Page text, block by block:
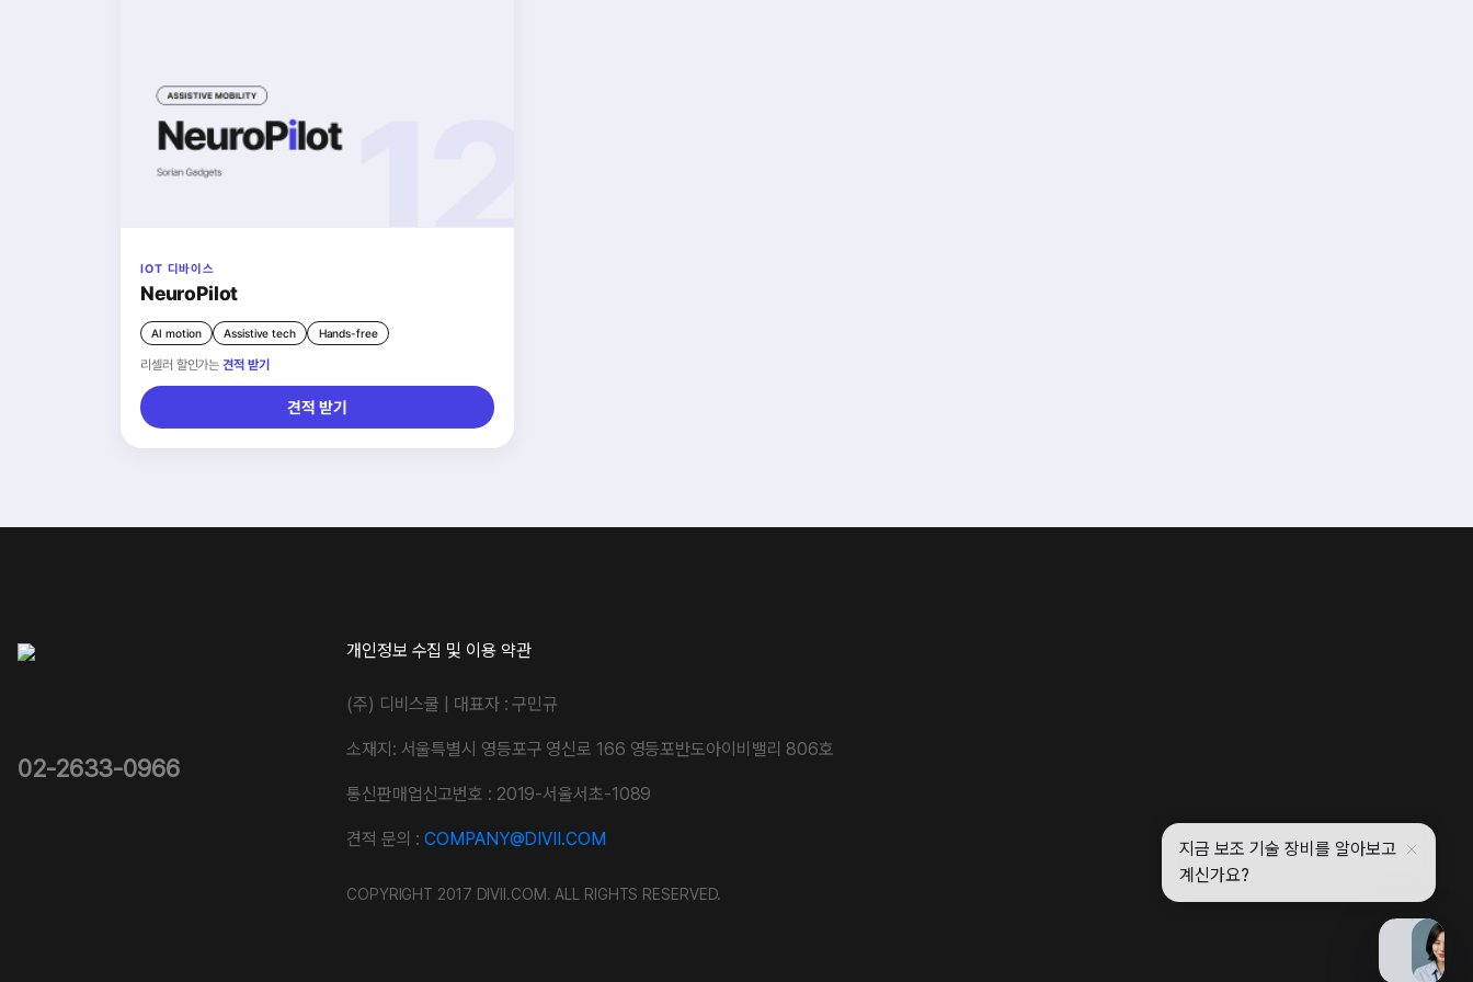
IOT 디바이스
NeuroPilot
AI motion Assistive tech Hands-free
리셀러 할인가는견적 받기
견적 받기
02-2633-0966
개인정보 수집 및 이용 약관
(주) 디비스쿨 | 대표자 : 구민규
소재지: 서울특별시 영등포구 영신로 166 영등포반도아이비밸리 806호
통신판매업신고번호 : 2019-서울서초-1089
견적 문의 :COMPANY@DIVII.COM
COPYRIGHT 2017 DIVII.COM. ALL RIGHTS RESERVED.